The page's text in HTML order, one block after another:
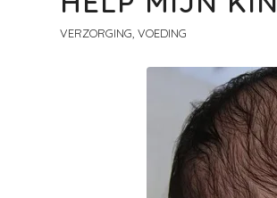
VERZORGING, VOEDING